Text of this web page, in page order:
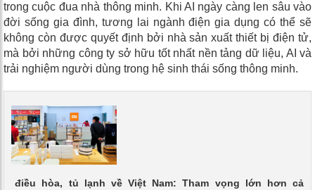
trong cuộc đua nhà thông minh. Khi AI ngày càng len sâu vào
đời sống gia đình, tương lai ngành điện gia dụng có thể sẽ
không còn được quyết định bởi nhà sản xuất thiết bị điện tử,
mà bởi những công ty sở hữu tốt nhất nền tảng dữ liệu, AI và
trải nghiệm người dùng trong hệ sinh thái sống thông minh.
điều hòa, tủ lạnh về Việt Nam: Tham vọng lớn hơn cả